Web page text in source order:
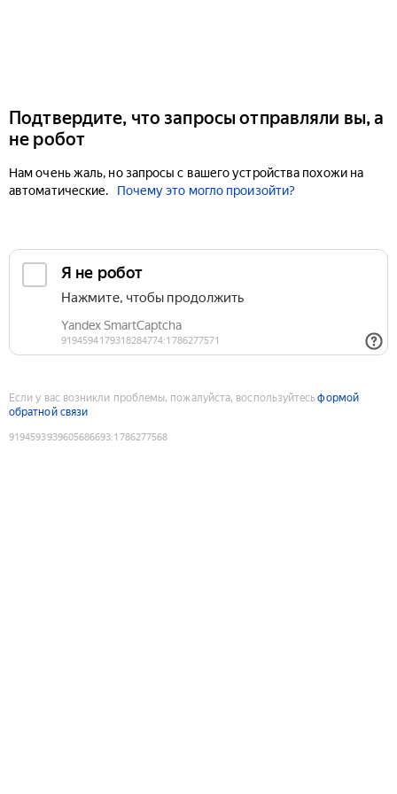
Подтвердите, что запросы отправляли вы, а
не робот
Нам очень жаль, но запросы с вашего устройства похожи на
автоматические.
Почему это могло произойти?
Если у вас возникли проблемы, пожалуйста, воспользуйтесьформой
обратной связи
9194593939605686693:1786277568